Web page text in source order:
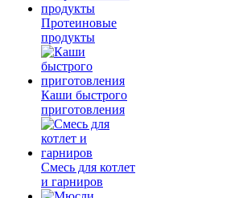
Протеиновые
продукты
Каши быстрого
приготовления
Смесь для котлет
и гарниров